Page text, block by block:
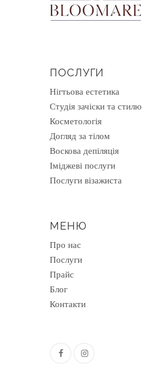
ПОСЛУГИ
Нігтьова естетика
Студія зачіски та стилю
Косметологія
Догляд за тілом
Воскова депіляція
Іміджеві послуги
Послуги візажиста
МЕНЮ
Про нас
Послуги
Прайс
Блог
Контакти